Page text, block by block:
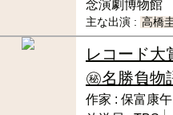
念演劇博物館
主な出演 : 高橋
レコード大
㊙名勝負物
作家 : 保富康午